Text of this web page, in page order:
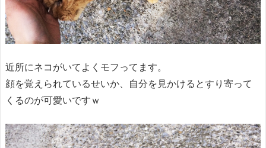
近所にネコがいてよくモフってます。
顔を覚えられているせいか、自分を見かけるとすり寄って
くるのが可愛いですｗ